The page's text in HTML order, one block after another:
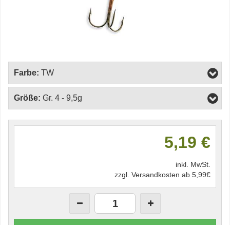
Farbe: TW
Größe: Gr. 4 - 9,5g
5,19 €
inkl. MwSt.
zzgl. Versandkosten ab 5,99€